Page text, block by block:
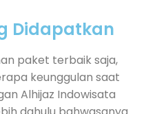
Didapatkan
paket terbaik saja,
keunggulan saat
Alhijaz Indowisata